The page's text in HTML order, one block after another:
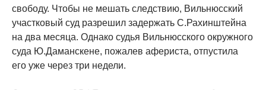
свободу. Чтобы не мешать следствию, Вильнюсский
участковый суд разрешил задержать С.Рахинштейна
на два месяца. Однако судья Вильнюсского окружного
суда Ю.Даманскене, пожалев афериста, отпустила
его уже через три недели.